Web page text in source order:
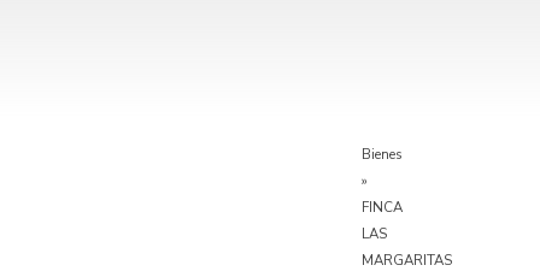
Bienes
»
FINCA
LAS
MARGARITAS